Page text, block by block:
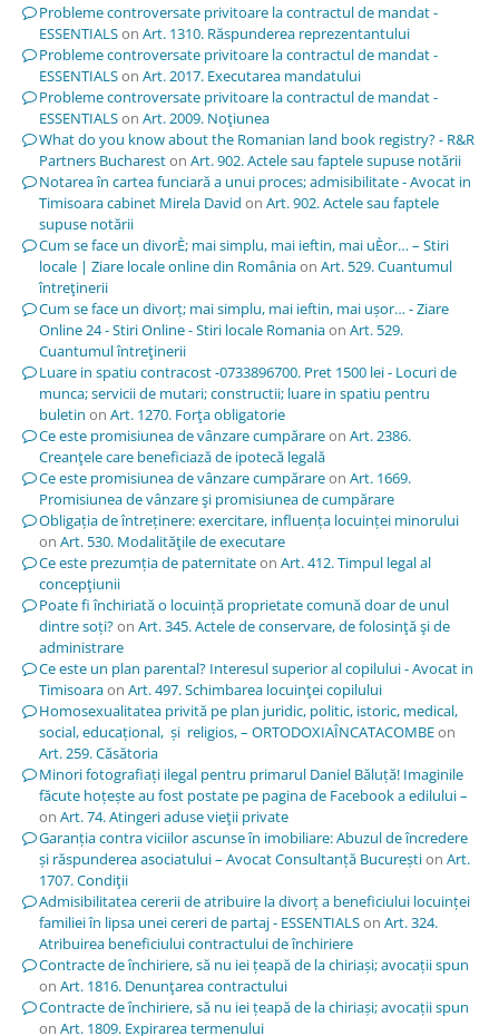
Probleme controversate privitoare la contractul de mandat -
ESSENTIALSon Art. 1310. Răspunderea reprezentantului
Probleme controversate privitoare la contractul de mandat -
ESSENTIALSon Art. 2017. Executarea mandatului
Probleme controversate privitoare la contractul de mandat -
ESSENTIALSon Art. 2009. Noţiunea
What do you know about the Romanian land book registry? - R&R
Partners Buchareston Art. 902. Actele sau faptele supuse notării
Notarea în cartea funciară a unui proces; admisibilitate - Avocat in
Timisoara cabinet Mirela David on Art. 902. Actele sau faptele
supuse notării
Cum se face un divorÈ; mai simplu, mai ieftin, mai uÈor… – Stiri
locale | Ziare locale online din Româniaon Art. 529. Cuantumul
întreţinerii
Cum se face un divorț; mai simplu, mai ieftin, mai ușor… - Ziare
Online 24 - Stiri Online - Stiri locale Romaniaon Art. 529.
Cuantumul întreţinerii
Luare in spatiu contracost -0733896700. Pret 1500 lei - Locuri de
munca; servicii de mutari; constructii; luare in spatiu pentru
buletin on Art. 1270. Forţa obligatorie
Ce este promisiunea de vânzare cumpărareon Art. 2386.
Creanţele care beneficiază de ipotecă legală
Ce este promisiunea de vânzare cumpărareon Art. 1669.
Promisiunea de vânzare şi promisiunea de cumpărare
Obligația de întreținere: exercitare, influența locuinței minorului
on Art. 530. Modalităţile de executare
Ce este prezumția de paternitateon Art. 412. Timpul legal al
concepţiunii
Poate fi închiriată o locuință proprietate comună doar de unul
dintre soți?on Art. 345. Actele de conservare, de folosinţă şi de
administrare
Ce este un plan parental? Interesul superior al copilului - Avocat in
Timisoaraon Art. 497. Schimbarea locuinţei copilului
Homosexualitatea privită pe plan juridic, politic, istoric, medical,
social, educațional, și religios, – ORTODOXIAÎNCATACOMBEon
Art. 259. Căsătoria
Minori fotografiați ilegal pentru primarul Daniel Băluță! Imaginile
făcute hoțește au fost postate pe pagina de Facebook a edilului –
on Art. 74. Atingeri aduse vieţii private
Garanția contra viciilor ascunse în imobiliare: Abuzul de încredere
și răspunderea asociatului – Avocat Consultanță Bucureștion Art.
1707. Condiţii
Admisibilitatea cererii de atribuire la divorț a beneficiului locuinței
familiei în lipsa unei cereri de partaj - ESSENTIALSon Art. 324.
Atribuirea beneficiului contractului de închiriere
Contracte de închiriere, să nu iei țeapă de la chiriași; avocații spun
on Art. 1816. Denunţarea contractului
Contracte de închiriere, să nu iei țeapă de la chiriași; avocații spun
on Art. 1809. Expirarea termenului